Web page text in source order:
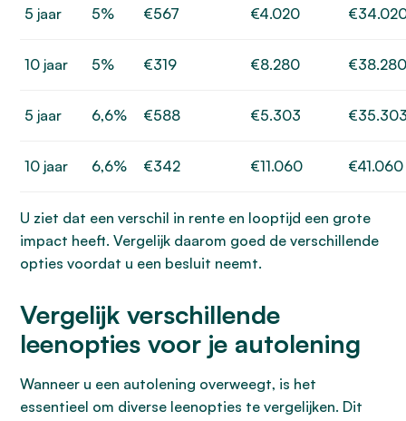
5 jaar 5% €567 €4.020
10 jaar 5% €319 €8.280 €38.280
5 jaar 6,6% €588 €5.303
10 jaar 6,6% €342 €11.060 €41.060
U ziet dat een verschil in rente en looptijd een grote
impact heeft. Vergelijk daarom goed de verschillende
opties voordat u een besluit neemt.
Vergelijk verschillende
leenopties voor je autolening
Wanneer u een autolening overweegt, is het
essentieel om diverse leenopties te vergelijken. Dit